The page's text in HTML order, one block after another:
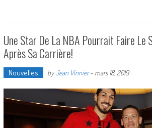
Une Star De La NBA Pourrait Faire Le
Après Sa Carrière!
Nouvelles byJean Vinnier- mars 18, 2019